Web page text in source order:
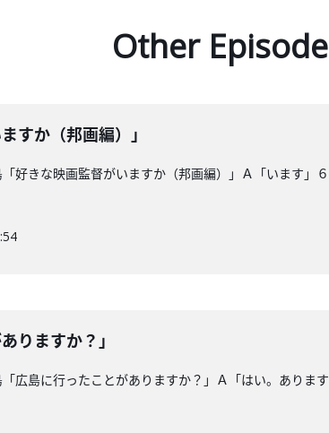
Other
すか（邦画編）」
好きな映画監督がいますか（邦画編）」Ａ「います
りますか？」
広島に行ったことがありますか？」Ａ「はい。あり